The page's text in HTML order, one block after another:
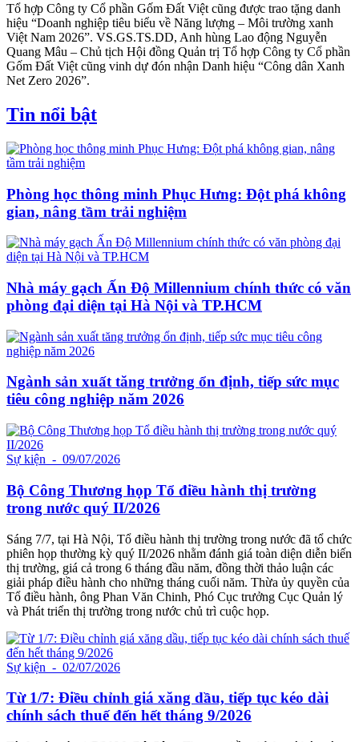
Tổ hợp Công ty Cổ phần Gốm Đất Việt cũng được trao tặng danh
hiệu “Doanh nghiệp tiêu biểu về Năng lượng – Môi trường xanh
Việt Nam 2026”. VS.GS.TS.DD, Anh hùng Lao động Nguyễn
Quang Mâu – Chủ tịch Hội đồng Quản trị Tổ hợp Công ty Cổ phần
Gốm Đất Việt cũng vinh dự đón nhận Danh hiệu “Công dân Xanh
Net Zero 2026”.
Tin nổi bật
Phòng học thông minh Phục Hưng: Đột phá không
gian, nâng tầm trải nghiệm
Nhà máy gạch Ấn Độ Millennium chính thức có văn
phòng đại diện tại Hà Nội và TP.HCM
Ngành sản xuất tăng trưởng ổn định, tiếp sức mục
tiêu công nghiệp năm 2026
Sự kiện - 09/07/2026
Bộ Công Thương họp Tổ điều hành thị trường
trong nước quý II/2026
Sáng 7/7, tại Hà Nội, Tổ điều hành thị trường trong nước đã tổ chức
phiên họp thường kỳ quý II/2026 nhằm đánh giá toàn diện diễn biến
thị trường, giá cả trong 6 tháng đầu năm, đồng thời thảo luận các
giải pháp điều hành cho những tháng cuối năm. Thừa ủy quyền của
Tổ điều hành, ông Phan Văn Chinh, Phó Cục trưởng Cục Quản lý
và Phát triển thị trường trong nước chủ trì cuộc họp.
Sự kiện - 02/07/2026
Từ 1/7: Điều chỉnh giá xăng dầu, tiếp tục kéo dài
chính sách thuế đến hết tháng 9/2026